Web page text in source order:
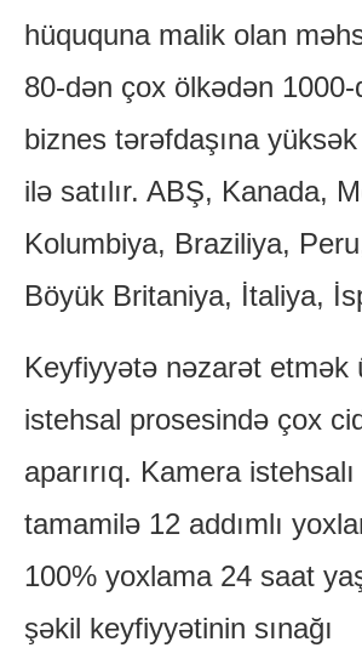
hüququna malik olan
80-dən çox ölkədən
biznes tərəfdaşına
ilə satılır. ABŞ, Kanada,
Kolumbiya, Braziliya,
Böyük Britaniya, İtaliya,
Keyfiyyətə nəzarət etmək
istehsal prosesində çox
aparırıq. Kamera
tamamilə 12 addımlı
100% yoxlama 24 saat
şəkil keyfiyyətinin sınağı